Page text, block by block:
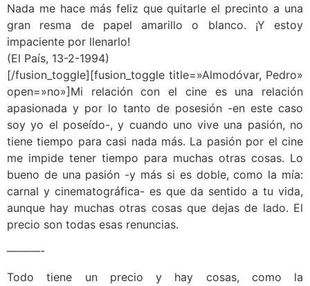
Nada me hace más feliz que quitarle el precinto a una
gran resma de papel amarillo o blanco. ¡Y estoy
impaciente por llenarlo!
(El País, 13-2-1994)
[/fusion_toggle][fusion_toggle title=»Almodóvar, Pedro»
open=»no»]Mi relación con el cine es una relación
apasionada y por lo tanto de posesión -en este caso
soy yo el poseído-, y cuando uno vive una pasión, no
tiene tiempo para casi nada más. La pasión por el cine
me impide tener tiempo para muchas otras cosas. Lo
bueno de una pasión -y más si es doble, como la mía:
carnal y cinematográfica- es que da sentido a tu vida,
aunque hay muchas otras cosas que dejas de lado. El
precio son todas esas renuncias.
———-
Todo tiene un precio y hay cosas, como la